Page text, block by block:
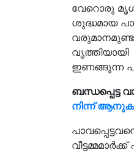
വേറൊരു
ശുദ്ധമായ
വൃത്തിയായി
ഇണങ്ങുന്ന
ബന്ധപ്പെട്ട
നിന്ന്